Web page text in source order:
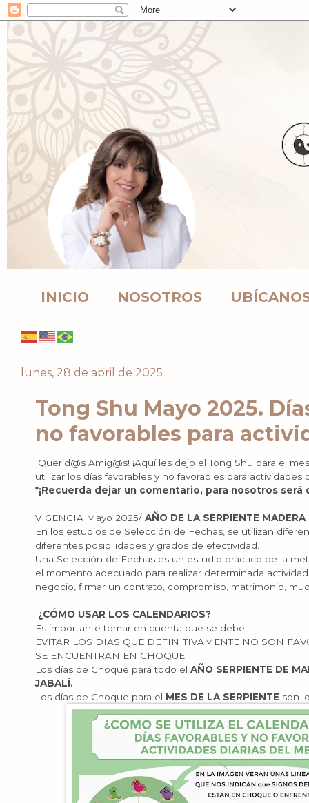
INICIO NOSOTROS
lunes, 28 de abril de 2025
Tong Shu Mayo 2025.
no favorables para
Querid@s Amig@s! ¡Aquí les dejo el Tong Shu para el
utilizar los días favorables y no favorables para actividades
*¡Recuerda dejar un comentario, para nosotros será
VIGENCIA Mayo 2025/ AÑO DE LA SERPIENTE
En los estudios de Selección de Fechas, se utilizan
diferentes posibilidades y grados de efectividad.
Una Selección de Fechas es un estudio práctico de la
el momento adecuado para realizar determinada
negocio, firmar un contrato, compromiso, matrimonio,
¿CÓMO USAR LOS CALENDARIOS?
Es importante tomar en cuenta que se debe:
EVITAR LOS DÍAS QUE DEFINITIVAMENTE NO SON
SE ENCUENTRAN EN CHOQUE.
Los días de Choque para todo el AÑO SERPIENTE DE
JABALÍ.
Los días de Choque para el MES DE LA SERPIENTE son